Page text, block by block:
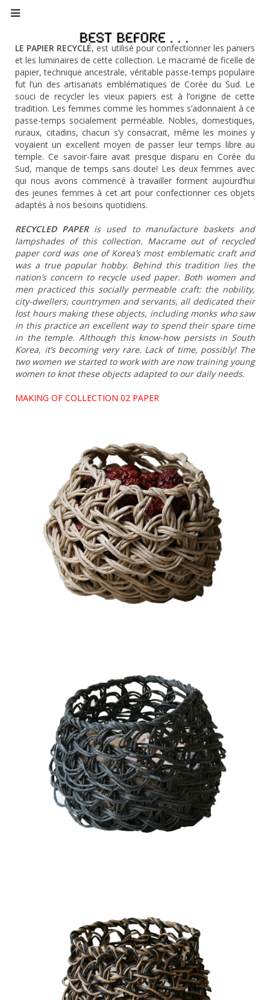
LE PAPIER RECYCLÉ, est utilisé pour confectionner les paniers
et les luminaires de cette collection. Le macramé de ficelle de
papier, technique ancestrale, véritable passe-temps populaire
fut l’un des artisanats emblématiques de Corée du Sud. Le
souci de recycler les vieux papiers est à l’origine de cette
tradition. Les femmes comme les hommes s’adonnaient à ce
passe-temps socialement perméable. Nobles, domestiques,
ruraux, citadins, chacun s’y consacrait, même les moines y
voyaient un excellent moyen de passer leur temps libre au
temple. Ce savoir-faire avait presque disparu en Corée du
Sud, manque de temps sans doute! Les deux femmes avec
qui nous avons commencé à travailler forment aujourd’hui
des jeunes femmes à cet art pour confectionner ces objets
adaptés à nos besoins quotidiens.
RECYCLED PAPERis used to manufacture baskets and
lampshades of this collection. Macrame out of recycled
paper cord was one of Korea’s most emblematic craft and
was a true popular hobby. Behind this tradition lies the
nation’s concern to recycle used paper. Both women and
men practiced this socially permeable craft: the nobility,
city-dwellers, countrymen and servants, all dedicated their
lost hours making these objects, including monks who saw
in this practice an excellent way to spend their spare time
in the temple. Although this know-how persists in South
Korea, it’s becoming very rare. Lack of time, possibly! The
two women we started to work with are now training young
women to knot these objects adapted to our daily needs.
MAKING OF COLLECTION 02 PAPER